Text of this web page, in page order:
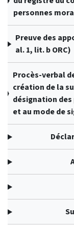
personnes
Preuve des
al. 1, lit. b ORC)
Procès-verbal
création de la
désignation
et au mode de